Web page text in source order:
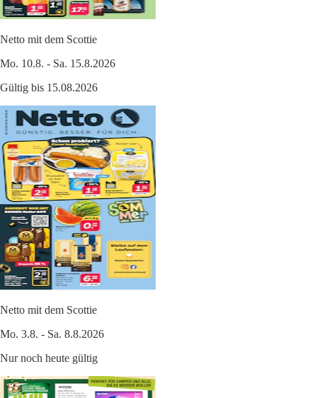
Netto mit dem Scottie
Mo. 10.8. - Sa. 15.8.2026
Gültig bis 15.08.2026
Netto mit dem Scottie
Mo. 3.8. - Sa. 8.8.2026
Nur noch heute gültig